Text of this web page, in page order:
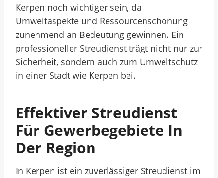
Kerpen noch wichtiger sein, da
Umweltaspekte und Ressourcenschonung
zunehmend an Bedeutung gewinnen. Ein
professioneller Streudienst trägt nicht nur zur
Sicherheit, sondern auch zum Umweltschutz
in einer Stadt wie Kerpen bei.
Effektiver Streudienst
Für Gewerbegebiete In
Der Region
In Kerpen ist ein zuverlässiger Streudienst im